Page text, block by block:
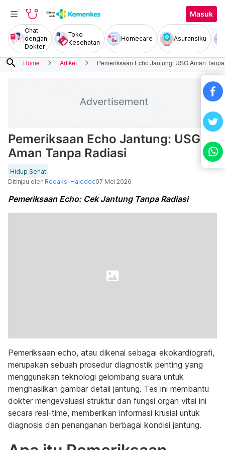
Masuk
Chat
dengan
Dokter
Toko
Kesehatan
Homecare Asuransiku
search Home Artikel Pemeriksaan Echo Jantung: USG Aman
Pemeriksaan Echo Jantung: USG
Aman Tanpa Radiasi
Hidup Sehat
Ditinjau oleh Redaksi Halodoc07 Mei 2026
Pemeriksaan Echo: Cek Jantung Tanpa Radiasi
Pemeriksaan echo, atau dikenal sebagai ekokardiografi,
merupakan sebuah prosedur diagnostik penting yang
menggunakan teknologi gelombang suara untuk
menghasilkan gambar detail jantung. Tes ini membantu
dokter mengevaluasi struktur dan fungsi organ vital ini
secara real-time, memberikan informasi krusial untuk
diagnosis dan penanganan berbagai kondisi jantung.